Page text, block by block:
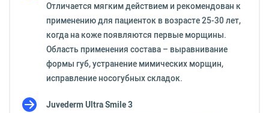
Отличается мягким действием и рекомендован к
применению для пациенток в возрасте 25-30 лет,
когда на коже появляются первые морщины.
Область применения состава – выравнивание
формы губ, устранение мимических морщин,
исправление носогубных складок.
Juvederm Ultra Smile 3